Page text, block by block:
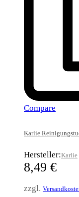
Compare
Karlie
Hersteller:Karlie
8,49 €
zzgl.